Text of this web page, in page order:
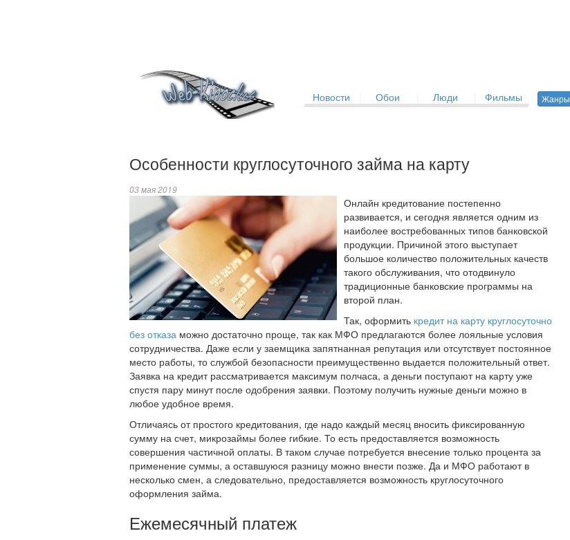
Новости Обои Люди Фильмы Жанры
Особенности круглосуточного займа на карту
03 мая 2019
Онлайн кредитование постепенно
развивается, и сегодня является одним из
наиболее востребованных типов банковской
продукции. Причиной этого выступает
большое количество положительных качеств
такого обслуживания, что отодвинуло
традиционные банковские программы на
второй план.
Так, оформить кредит на карту круглосуточно
без отказа можно достаточно проще, так как МФО предлагаются более лояльные условия
сотрудничества. Даже если у заемщика запятнанная репутация или отсутствует постоянное
место работы, то службой безопасности преимущественно выдается положительный ответ.
Заявка на кредит рассматривается максимум полчаса, а деньги поступают на карту уже
спустя пару минут после одобрения заявки. Поэтому получить нужные деньги можно в
любое удобное время.
Отличаясь от простого кредитования, где надо каждый месяц вносить фиксированную
сумму на счет, микрозаймы более гибкие. То есть предоставляется возможность
совершения частичной оплаты. В таком случае потребуется внесение только процента за
применение суммы, а оставшуюся разницу можно внести позже. Да и МФО работают в
несколько смен, а следовательно, предоставляется возможность круглосуточного
оформления займа.
Ежемесячный платеж